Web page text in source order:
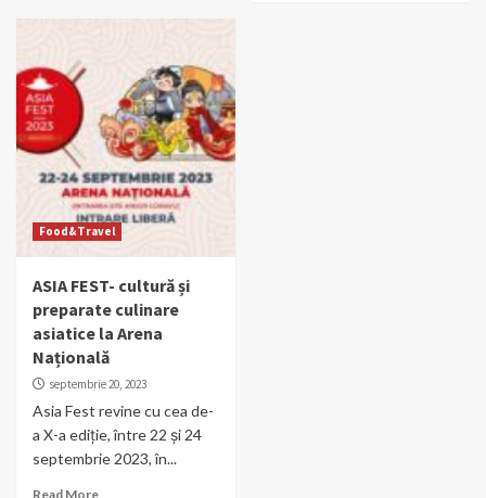
Food&Travel
ASIA FEST- cultură și
preparate culinare
asiatice la Arena
Națională
septembrie 20, 2023
Asia Fest revine cu cea de-
a X-a ediție, între 22 și 24
septembrie 2023, în...
Read More